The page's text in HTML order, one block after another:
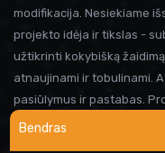
Bendras
modifikacija. Nesiekiame
projekto idėja ir tikslas -
užtikrinti kokybišką
atnaujinami ir tobulinami.
pasiūlymus ir pastabas.
visada linkusi padėti